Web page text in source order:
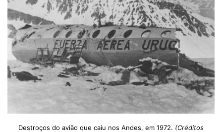
Destroços do avião que caiu nos Andes, em 1972. (Créditos